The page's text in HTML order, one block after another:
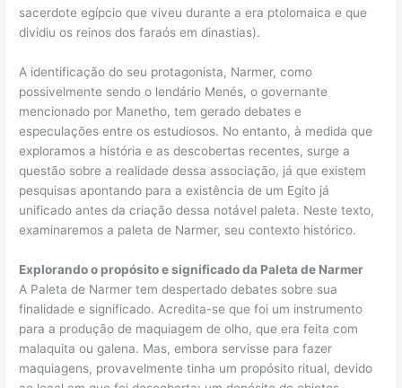
sacerdote egípcio que viveu durante a era ptolomaica e que
dividiu os reinos dos faraós em dinastias).
A identificação do seu protagonista, Narmer, como
possivelmente sendo o lendário Menés, o governante
mencionado por Manetho, tem gerado debates e
especulações entre os estudiosos. No entanto, à medida que
exploramos a história e as descobertas recentes, surge a
questão sobre a realidade dessa associação, já que existem
pesquisas apontando para a existência de um Egito já
unificado antes da criação dessa notável paleta. Neste texto,
examinaremos a paleta de Narmer, seu contexto histórico.
Explorando o propósito e significado da Paleta de Narmer
A Paleta de Narmer tem despertado debates sobre sua
finalidade e significado. Acredita-se que foi um instrumento
para a produção de maquiagem de olho, que era feita com
malaquita ou galena. Mas, embora servisse para fazer
maquiagens, provavelmente tinha um propósito ritual, devido